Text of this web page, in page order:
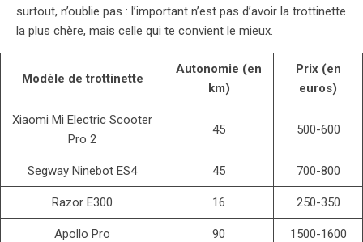
surtout, n’oublie pas : l’important n’est pas d’avoir la trottinette
la plus chère, mais celle qui te convient le mieux.
Modèle de trottinette
Autonomie (en
km)
Prix (en
euros)
Xiaomi Mi Electric Scooter
Pro 2
45 500-600
Segway Ninebot ES4 45 700-800
Razor E300 16 250-350
Apollo Pro 90 1500-1600